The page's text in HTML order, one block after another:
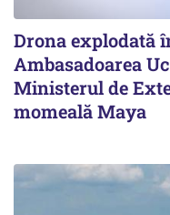
Drona explodată
Ambasadoarea
Ministerul de
momeală Maya